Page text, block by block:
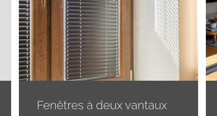
Fenêtres à deux vantaux